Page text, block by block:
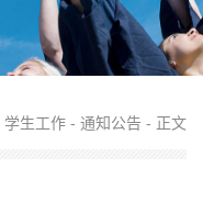
学生工作 - 通知公告 - 正文